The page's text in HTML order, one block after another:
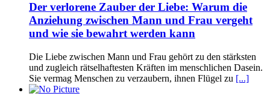
Der verlorene Zauber der Liebe: Warum die
Anziehung zwischen Mann und Frau vergeht
und wie sie bewahrt werden kann
Die Liebe zwischen Mann und Frau gehört zu den stärksten
und zugleich rätselhaftesten Kräften im menschlichen Dasein.
Sie vermag Menschen zu verzaubern, ihnen Flügel zu [...]